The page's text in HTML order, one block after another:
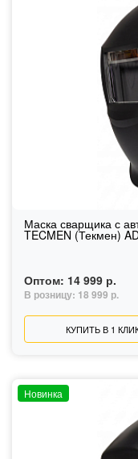
Маска сварщика с
TECMEN (Текмен)
Оптом: 14 999 р.
В розницу: 18 999 р.
КУПИТЬ В 1
Новинка